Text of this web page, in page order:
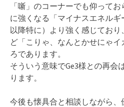
「噺」のコーナーでも仰って
に強くなる「マイナスエネル
以降特に）より強く感じてお
ど「こりゃ、なんとかせにゃイ
ろであります。
そういう意味でGe3様との再会
ります。
今後も懐具合と相談しながら、